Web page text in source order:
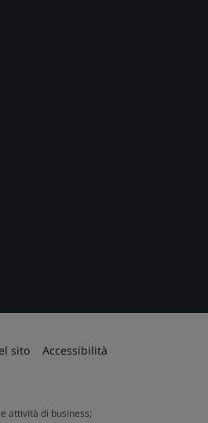
sito Accessibilità
attività di business;